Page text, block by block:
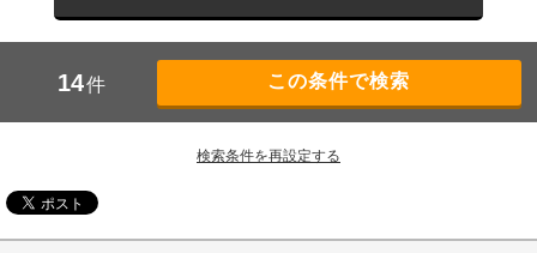
14件
検索条件を再設定する